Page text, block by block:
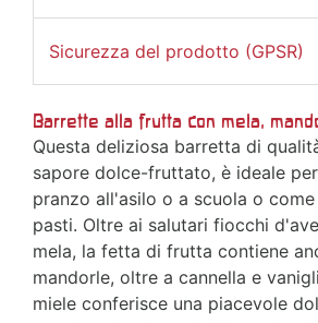
Sicurezza del prodotto (GPSR)
Barrette alla frutta con mela,
Questa deliziosa barretta di
sapore dolce-fruttato, è ideale
pranzo all'asilo o a scuola o
pasti. Oltre ai salutari fiocchi
mela, la fetta di frutta contiene
mandorle, oltre a cannella e
miele conferisce una piacevole